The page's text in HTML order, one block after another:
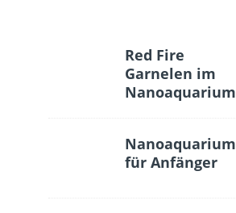
Red Fire
Garnelen im
Nanoaquarium
Nanoaquarium
für Anfänger